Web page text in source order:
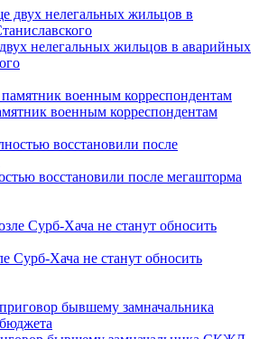
нелегальных жильцов в аварийных
военным корреспондентам
восстановили после мегашторма
Сурб-Хача не станут обносить